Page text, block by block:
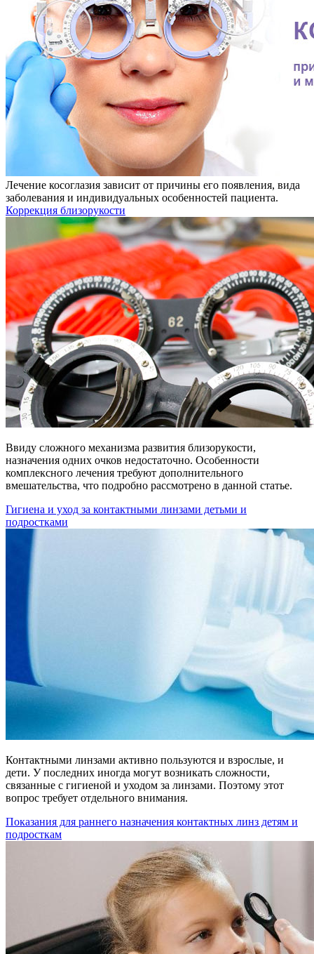
Лечение косоглазия зависит от причины его появления, вида
заболевания и индивидуальных особенностей пациента.
Коррекция близорукости
Ввиду сложного механизма развития близорукости,
назначения одних очков недостаточно. Особенности
комплексного лечения требуют дополнительного
вмешательства, что подробно рассмотрено в данной статье.
Гигиена и уход за контактными линзами детьми и
подростками
Контактными линзами активно пользуются и взрослые, и
дети. У последних иногда могут возникать сложности,
связанные с гигиеной и уходом за линзами. Поэтому этот
вопрос требует отдельного внимания.
Показания для раннего назначения контактных линз детям и
подросткам